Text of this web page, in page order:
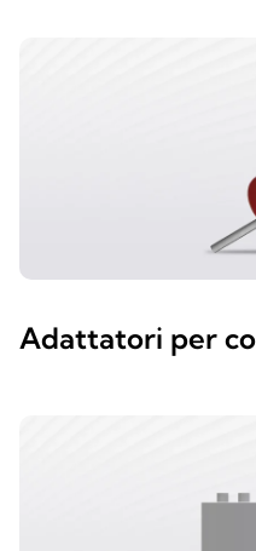
Adattatori per